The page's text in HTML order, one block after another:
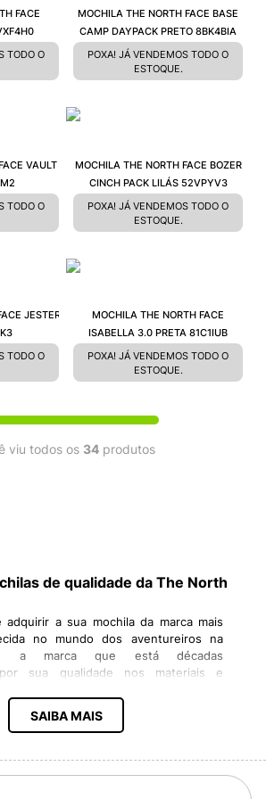
FACE
TODO O
MOCHILA THE NORTH FACE BASE
CAMP DAYPACK PRETO 8BK4BIA
POXA! JÁ VENDEMOS TODO O
ESTOQUE.
VAULT
TODO O
MOCHILA THE NORTH FACE BOZER
CINCH PACK LILÁS 52VPYV3
POXA! JÁ VENDEMOS TODO O
ESTOQUE.
JESTER
TODO O
MOCHILA THE NORTH FACE
ISABELLA 3.0 PRETA 81C1IUB
POXA! JÁ VENDEMOS TODO O
ESTOQUE.
viu todos os 34 produtos
de qualidade da The North
a sua mochila da marca mais
no mundo dos aventureiros na
a marca que está décadas
sua qualidade nos materiais e
entregar a você aventureiro ou não
mochilas que possam ser usadas em
é uma marca renomada de roupas,
para atividades ao ar livre. Ela
SAIBA MAIS